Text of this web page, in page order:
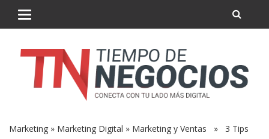
Marketing » Marketing Digital » Marketing y Ventas » 3 Tips